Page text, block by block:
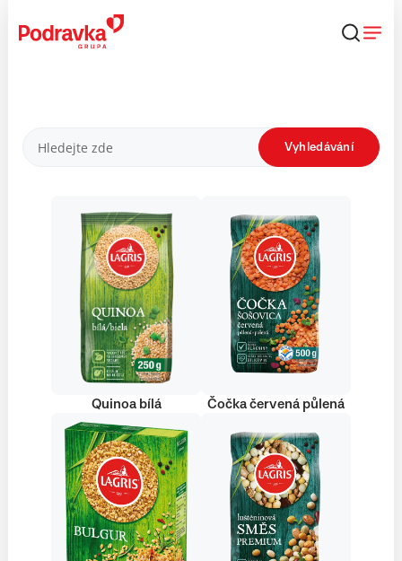
obsahu
Produkty Vyhledávání
Quinoa bílá Čočka červená půlená